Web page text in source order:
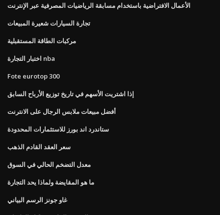
الأعمال الافتراضية باستخدام مسابقة الرياضيات المصرفية عبر الإنترنت
تجارة السيارات شعيرة المبيعات
مركبات الطاقة المستقبلية
اختبار التجارة nba
Fote eurotop 300
إذا اشتريت الأسهم في تاريخ توزيع الأرباح السابق
أفضل مبيعات ملابس الرجال على الانترنت
ستاندرد اند بورز للاستثمارات المحدودة
سعر العقد القادم الذهب
معدل التضخم الحالي في السوق
ما هو المقايضة ولماذا يحد التجارة
غاو جونز الرسم البياني